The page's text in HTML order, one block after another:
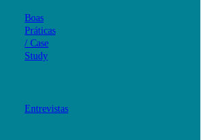
Boas
Práticas
/ Case
Study
Entrevistas